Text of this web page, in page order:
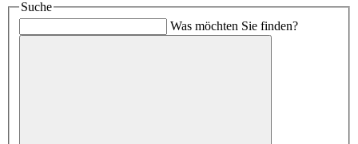
Suche
Was möchten Sie finden?